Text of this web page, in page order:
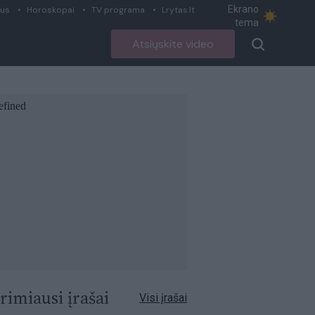
Horoskopai TV programa Lrytas.lt
Ekrano
tema
Atsiųskite video
įrašai Visi įrašai